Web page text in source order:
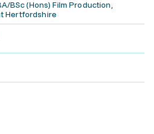
BSc (Hons) Film Production,
Hertfordshire